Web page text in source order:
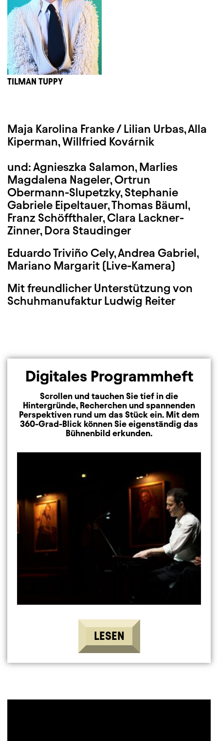
TILMAN TUPPY
Maja Karolina Franke /Lilian Urbas, Alla
Kiperman, Willfried Kovárnik
und: Agnieszka Salamon, Marlies
Magdalena Nageler, Ortrun
Obermann-Slupetzky, Stephanie
Gabriele Eipeltauer, Thomas Bäuml,
Franz Schöffthaler, Clara Lackner-
Zinner, Dora Staudinger
Eduardo Triviño Cely, Andrea Gabriel,
Mariano Margarit (Live-Kamera)
Mit freundlicher Unterstützung von
Schuhmanufaktur Ludwig Reiter
Digitales Programmheft
Scrollen und tauchen Sie tief in die
Hintergründe, Recherchen und spannenden
Perspektiven rund um das Stück ein. Mit dem
360-Grad-Blick können Sie eigenständig das
Bühnenbild erkunden.
LESEN